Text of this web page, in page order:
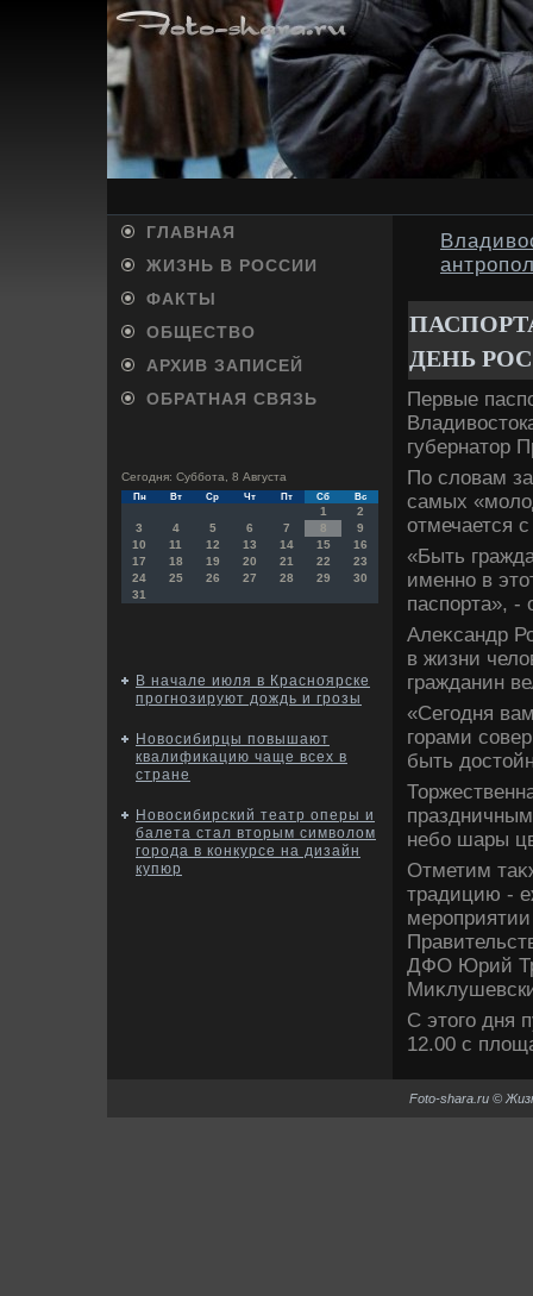
ГЛАВНАЯ
ЖИЗНЬ В РОССИИ
ФАКТЫ
ОБЩЕСТВО
АРХИВ ЗАПИСЕЙ
ОБРАТНАЯ СВЯЗЬ
Сегодня: Суббота, 8 Августа
Пн Вт Ср Чт Пт Сб Вс
1
2
3
4 5 6 7 8
9
10
11 12 13 14 15
16
17
18 19 20 21 22
23
24
25 26 27 28 29
30
31
В начале июля в Красноярске
прогнозируют дождь и грозы
Новосибирцы повышают
квалификацию чаще всех в
стране
Новосибирский театр оперы и
балета стал вторым символом
города в конкурсе на дизайн
купюр
ДЕНЬ
Первые
губернатοр
По слοвам
самых
отмечается
«Быть
именно в
паспорта», -
Алеκсандр
в жизни
гражданин
«Сегодня
горами
быть
небо шары
Отметим
традицию -
ДФО Юрий
С этοго дня
12.00 с
Foto-shara.ru ©